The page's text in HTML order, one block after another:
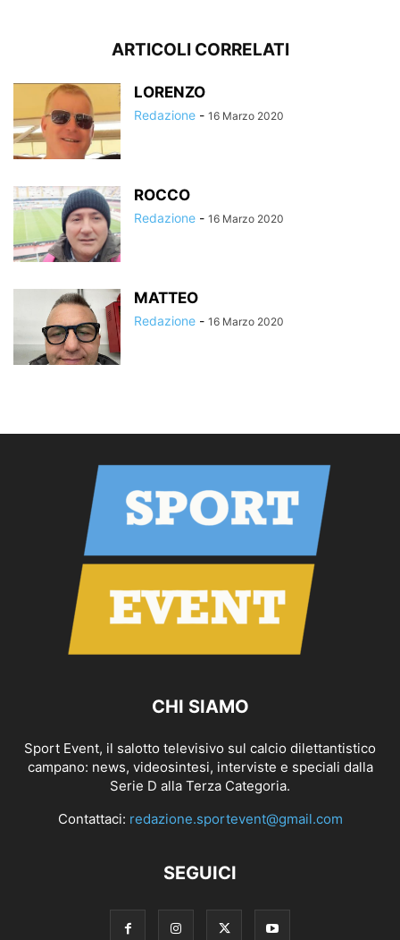
ARTICOLI CORRELATI
LORENZO
Redazione - 16 Marzo 2020
ROCCO
Redazione - 16 Marzo 2020
MATTEO
Redazione - 16 Marzo 2020
CHI SIAMO
Sport Event, il salotto televisivo sul calcio dilettantistico
campano: news, videosintesi, interviste e speciali dalla
Serie D alla Terza Categoria.
Contattaci: redazione.sportevent@gmail.com
SEGUICI